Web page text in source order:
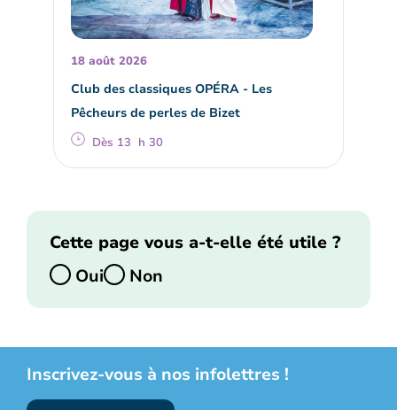
18 août 2026
Club des classiques OPÉRA - Les
Pêcheurs de perles de Bizet
Dès 13 h 30
Cette page vous a-t-elle été utile ?
Oui
Non
Inscrivez-vous à nos infolettres !